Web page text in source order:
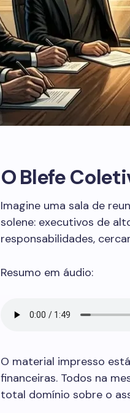
O Blefe
Imagine uma sala de
solene: executivos de
responsabilidades,
Resumo em áudio:
O material impresso
financeiras. Todos na
total domínio sobre o